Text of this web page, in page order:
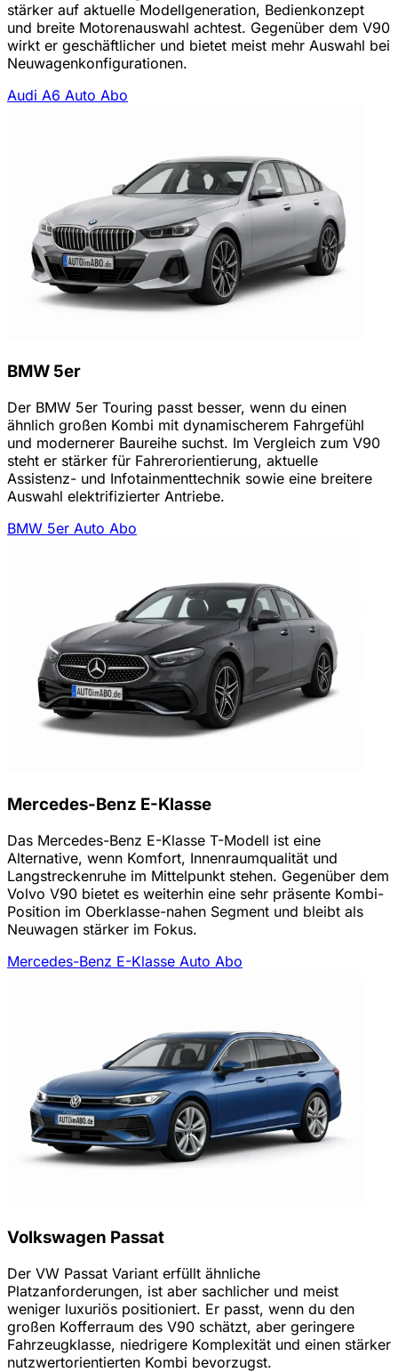
stärker auf aktuelle Modellgeneration, Bedienkonzept
und breite Motorenauswahl achtest. Gegenüber dem V90
wirkt er geschäftlicher und bietet meist mehr Auswahl bei
Neuwagenkonfigurationen.
Audi A6 Auto Abo
BMW 5er
Der BMW 5er Touring passt besser, wenn du einen
ähnlich großen Kombi mit dynamischerem Fahrgefühl
und modernerer Baureihe suchst. Im Vergleich zum V90
steht er stärker für Fahrerorientierung, aktuelle
Assistenz- und Infotainmenttechnik sowie eine breitere
Auswahl elektrifizierter Antriebe.
BMW 5er Auto Abo
Mercedes-Benz E-Klasse
Das Mercedes-Benz E-Klasse T-Modell ist eine
Alternative, wenn Komfort, Innenraumqualität und
Langstreckenruhe im Mittelpunkt stehen. Gegenüber dem
Volvo V90 bietet es weiterhin eine sehr präsente Kombi-
Position im Oberklasse-nahen Segment und bleibt als
Neuwagen stärker im Fokus.
Mercedes-Benz E-Klasse Auto Abo
Volkswagen Passat
Der VW Passat Variant erfüllt ähnliche
Platzanforderungen, ist aber sachlicher und meist
weniger luxuriös positioniert. Er passt, wenn du den
großen Kofferraum des V90 schätzt, aber geringere
Fahrzeugklasse, niedrigere Komplexität und einen stärker
nutzwertorientierten Kombi bevorzugst.